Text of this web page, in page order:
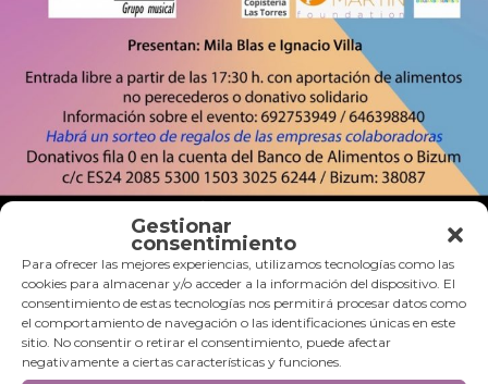
Gestionar
consentimiento
Para ofrecer las mejores experiencias, utilizamos tecnologías como las
cookies para almacenar y/o acceder a la información del dispositivo. El
consentimiento de estas tecnologías nos permitirá procesar datos como
el comportamiento de navegación o las identificaciones únicas en este
sitio. No consentir o retirar el consentimiento, puede afectar
negativamente a ciertas características y funciones.
Publicado
19 junio, 2023Tamaño
completo
750 × 1061
Navegación
de
entradas
Publicado enVoces Trenzadas: el coro de la Fundación Isabel Martín
Categorías
Categorías